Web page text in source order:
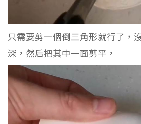
只需要剪一個倒三角形就行了，
深，然后把其中一面剪平，